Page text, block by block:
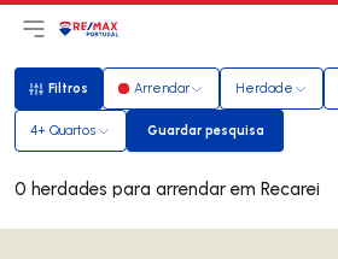
Abri menu principal
LogoIr para página inicial
Filtros
Filtros Arrendar Herdade
4+ Quartos Guardar pesquisa
Guardar pesquisa
0 herdades para arrendar em Recarei